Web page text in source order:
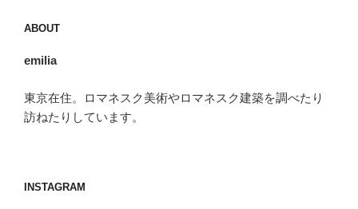
ン
ABOUT
emilia
東京在住。ロマネスク美術やロマネスク建築を調べたり
訪ねたりしています。
INSTAGRAM